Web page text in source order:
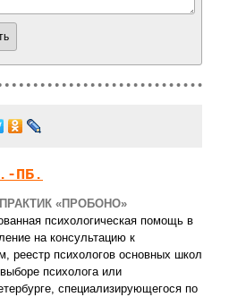
ПБ.
«ПРОБОНО»
психологическая помощь в
на консультацию к
реестр психологов основных школ
психолога или
специализирующегося по